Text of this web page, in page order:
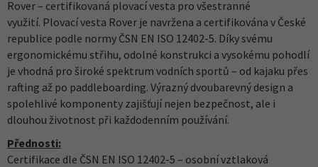
Rover – certifikovaná plovací vesta pro všestranné
využití. Plovací vesta Rover je navržena a certifikována v České
republice podle normy ČSN EN ISO 12402-5. Díky svému
ergonomickému střihu, odolné konstrukci a vysokému pohodlí
je vhodná pro široké spektrum vodních sportů – od kajaku přes
rafting až po paddleboarding. Výrazný dvoubarevný design a
spolehlivé komponenty zajišťují nejen bezpečnost, ale i
dlouhou životnost při každodenním používání.
Přednosti:
Certifikace dle ČSN EN ISO 12402-5 – osobní vztlaková